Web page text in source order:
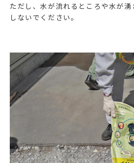
ただし、水が流れるところや水が
しないでください。